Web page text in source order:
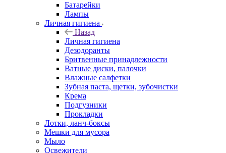
Батарейки
Лампы
Личная гигиена
Назад
Личная гигиена
Дезодоранты
Бритвенные принадлежности
Ватные диски, палочки
Влажные салфетки
Зубная паста, щетки, зубочистки
Крема
Подгузники
Прокладки
Лотки, ланч-боксы
Мешки для мусора
Мыло
Освежители